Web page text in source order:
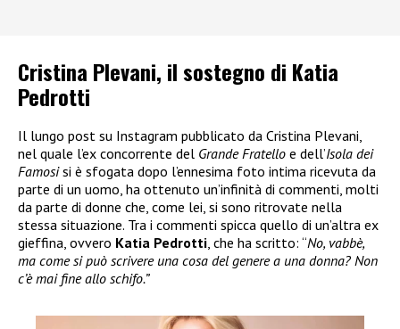
Cristina Plevani, il sostegno di Katia
Pedrotti
Il lungo post su Instagram pubblicato da Cristina Plevani,
nel quale l’ex concorrente del Grande Fratello e dell’Isola dei
Famosisi è sfogata dopo l’ennesima foto intima ricevuta da
parte di un uomo, ha ottenuto un’infinità di commenti, molti
da parte di donne che, come lei, si sono ritrovate nella
stessa situazione. Tra i commenti spicca quello di un’altra ex
gieffina, ovvero Katia Pedrotti, che ha scritto: “No, vabbè,
ma come si può scrivere una cosa del genere a una donna? Non
c’è mai fine allo schifo.”